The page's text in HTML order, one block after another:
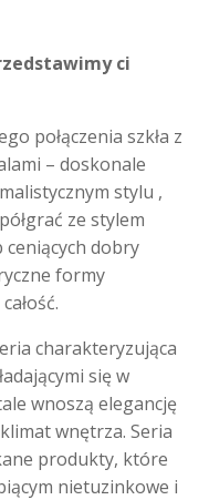
ci
połączenia szkła z
– doskonale
stylu ,
ze stylem
ceniących dobry
formy
charakteryzująca
się w
wnoszą elegancję
wnętrza. Seria
produkty, które
nietuzinkowe i